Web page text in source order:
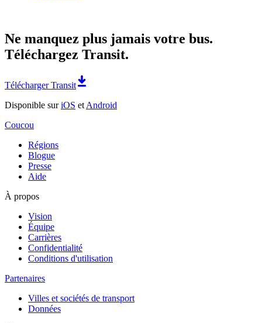
Ne manquez plus jamais votre bus.
Téléchargez Transit.
Télécharger Transit
Disponible suriOS et Android
Coucou
Régions
Blogue
Presse
Aide
À propos
Vision
Équipe
Carrières
Confidentialité
Conditions d'utilisation
Partenaires
Villes et sociétés de transport
Données